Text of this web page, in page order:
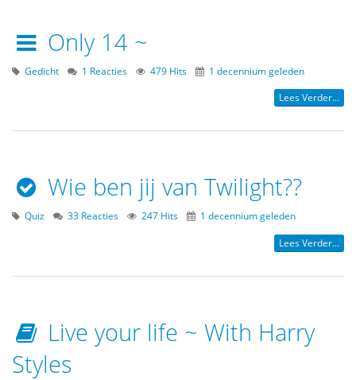
Only 14 ~
Gedicht 1 Reacties 479 Hits 1 decennium geleden
Lees Verder...
Wie ben jij van Twilight??
Quiz 33 Reacties 247 Hits 1 decennium geleden
Lees Verder...
Live your life ~ With Harry
Styles